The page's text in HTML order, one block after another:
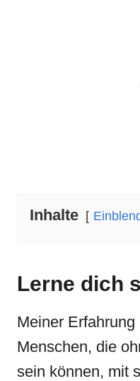
Inhalte
Lerne dich
Meiner
Menschen, die
sein können, mit